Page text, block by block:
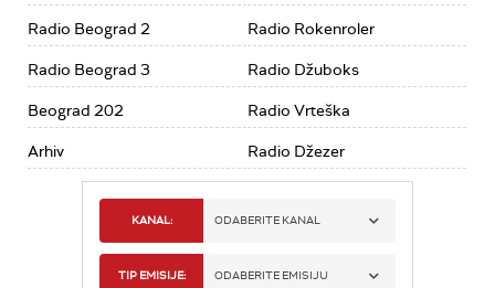
Radio Beograd 2
Radio Beograd 3
Beograd 202
Arhiv
Radio Rokenroler
Radio Džuboks
Radio Vrteška
Radio Džezer
KANAL: ODABERITE KANAL
RADIO BEOGRAD 1
TIP EMISIJE: ODABERITE EMISIJU